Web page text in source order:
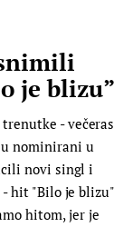
je blizu”
- večeras
nominirani u
novi singl i
- hit "Bilo je blizu"
hitom, jer je